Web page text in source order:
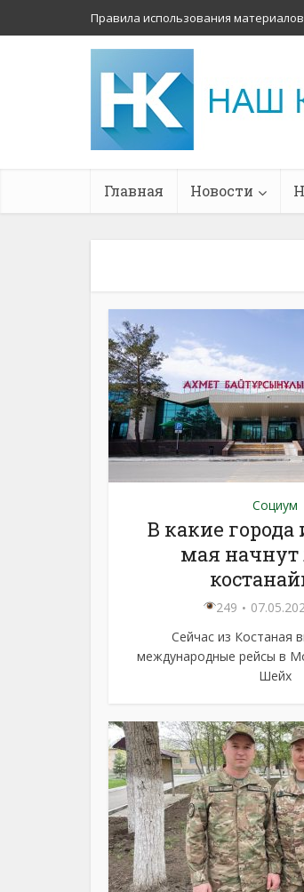
Правила использования материалов
Главная Новости
Социум
В какие города
мая начнут
249
Сейчас из Костаная
международные рейсы в
Шейх